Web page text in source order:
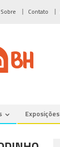
Sobre Contato
Exposições